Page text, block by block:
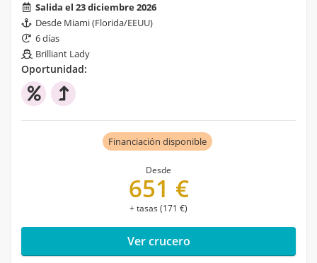
Salida el 23 diciembre 2026
Desde Miami (Florida/EEUU)
6 días
Brilliant Lady
Oportunidad:
Financiación disponible
Desde
651 €
+ tasas (171 €)
Ver crucero